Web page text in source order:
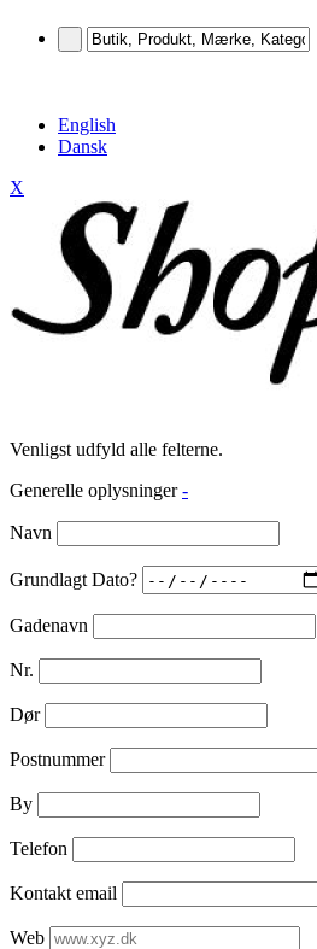
English
Dansk
X
Venligst udfyld alle felterne.
Generelle oplysninger -
Navn
Grundlagt Dato?
Gadenavn
Nr.
Dør
Postnummer
By
Telefon
Kontakt email
Web